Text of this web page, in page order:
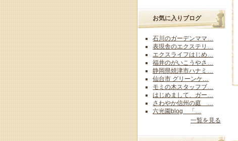
お気に入りブログ
石川のガーデンママ…
表現舎のエクステリ…
エクスライフはじめ…
福井のがいこうやさ…
静岡県焼津市ハナミ…
仙台市 グリーンケ…
モミの木スタッフブ…
はじめまして、ガー…
さわやか信州の庭 …
六光園blog 「…
一覧を見る